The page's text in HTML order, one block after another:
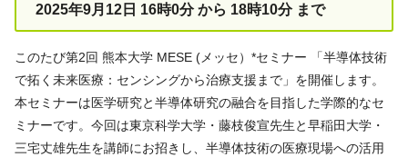
2025年9月12日 16時0分 から 18時10分 まで
このたび第2回 熊本大学 MESE (メッセ）*セミナー 「半導体技術
で拓く未来医療：センシングから治療支援まで」を開催します。
本セミナーは医学研究と半導体研究の融合を目指した学際的なセ
ミナーです。今回は東京科学大学・藤枝俊宣先生と早稲田大学・
三宅丈雄先生を講師にお招きし、半導体技術の医療現場への活用